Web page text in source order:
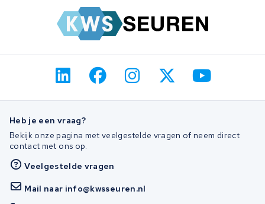
Heb je een vraag?
Bekijk onze pagina met veelgestelde vragen of neem direct
contact met ons op.
Veelgestelde vragen
Mail naar info@kwsseuren.nl